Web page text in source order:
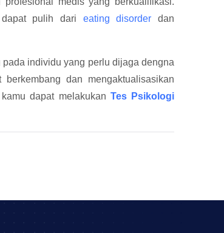
pulih dari eating disorder dan
individu yang perlu dijaga dengna
dan mengaktualisasikan
dapat melakukan Tes Psikologi